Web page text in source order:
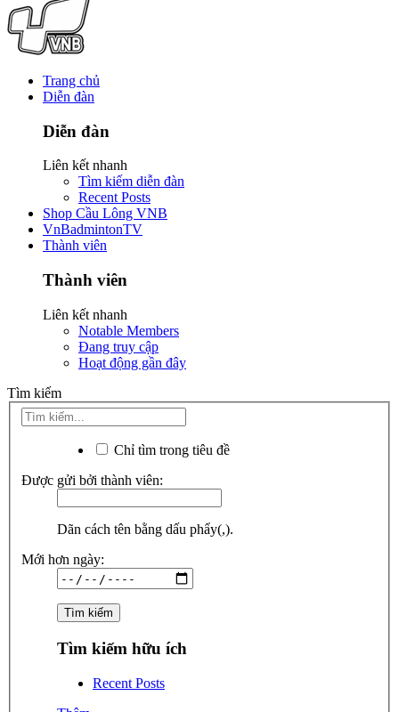
Trang chủ
Diễn đàn
Diễn đàn
Liên kết nhanh
Tìm kiếm diễn đàn
Recent Posts
Shop Cầu Lông VNB
VnBadmintonTV
Thành viên
Thành viên
Liên kết nhanh
Notable Members
Đang truy cập
Hoạt động gần đây
Tìm kiếm
Chỉ tìm trong tiêu đề
Được gửi bởi thành viên:
Dãn cách tên bằng dấu phẩy(,).
Mới hơn ngày:
Tìm kiếm hữu ích
Recent Posts